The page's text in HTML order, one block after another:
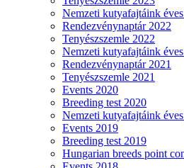
Nemzeti kutyafajtáink
Rendezvénynaptár 2022
Tenyészszemle 2022
Nemzeti kutyafajtáink
Rendezvénynaptár 2021
Tenyészszemle 2021
Events 2020
Breeding test 2020
Nemzeti kutyafajtáink
Events 2019
Breeding test 2019
Hungarian breeds point